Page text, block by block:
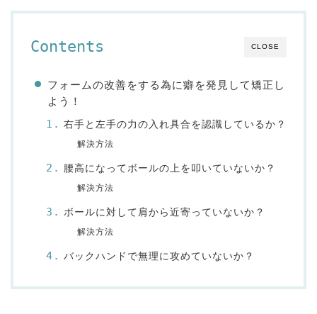
CLOSE
Contents
フォームの改善をする為に癖を発見して矯正し
よう！
右手と左手の力の入れ具合を認識しているか？
解決方法
腰高になってボールの上を叩いていないか？
解決方法
ボールに対して肩から近寄っていないか？
解決方法
バックハンドで無理に攻めていないか？